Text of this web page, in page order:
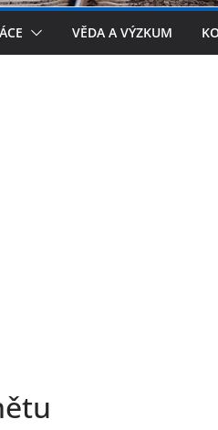
VĚDA A VÝZKUM